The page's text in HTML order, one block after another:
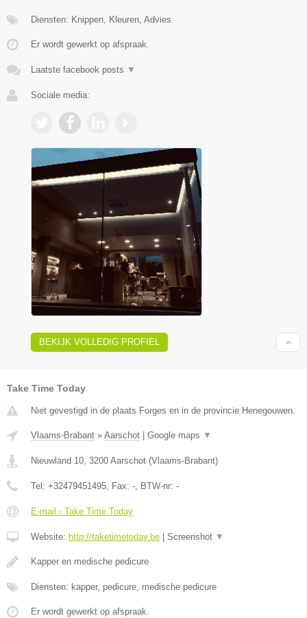
Diensten: Knippen, Kleuren, Advies
Er wordt gewerkt op afspraak.
Laatste facebook posts ▼
Sociale media:
BEKIJK VOLLEDIG PROFIEL
Take Time Today
Niet gevestigd in de plaats Forges en in de provincie Henegouwen.
Vlaams-Brabant » Aarschot | Google maps ▼
Nieuwland 10 3200 Aarschot (Vlaams-Brabant)
Tel: +32479451495 , Fax: - , BTW-nr: -
E-mail › Take Time Today
Website: http://taketimetoday.be | Screenshot ▼
Kapper en medische pedicure
Diensten: kapper, pedicure, medische pedicure
Er wordt gewerkt op afspraak.